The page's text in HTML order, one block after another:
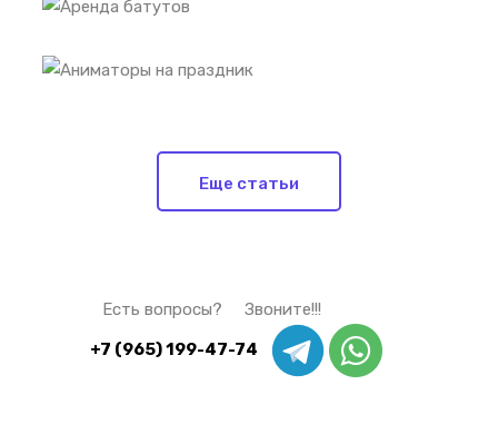
Еще статьи
Есть вопросы? Звоните!!!
+7 (965) 199-47-74